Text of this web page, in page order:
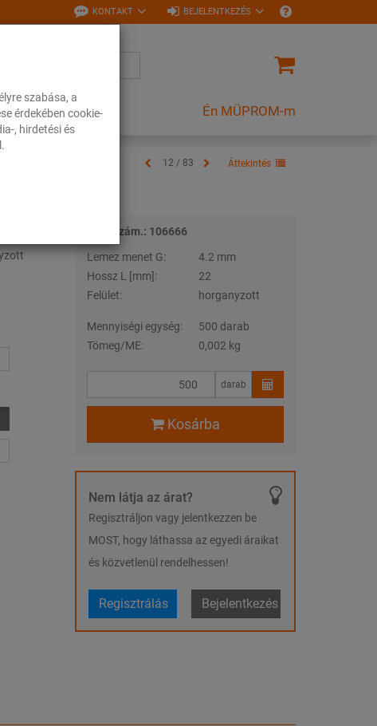
szabása, a
érdekében cookie-
, hirdetési és
KONTAKT BEJELENTKEZÉS
Én MÜPROM-m
12 / 83 Áttekintés
Tételszám.: 106666
Lemez menet G:
4.2 mm
Hossz L [mm]:
22
Felület:
horganyzott
Mennyiségi egység:
500 darab
Tömeg/ME:
0,002 kg
darab
Kosárba
Nem látja az árat?
Regisztráljon vagy jelentkezzen be
MOST, hogy láthassa az egyedi áraikat
és közvetlenül rendelhessen!
Regisztrálás Bejelentkezés